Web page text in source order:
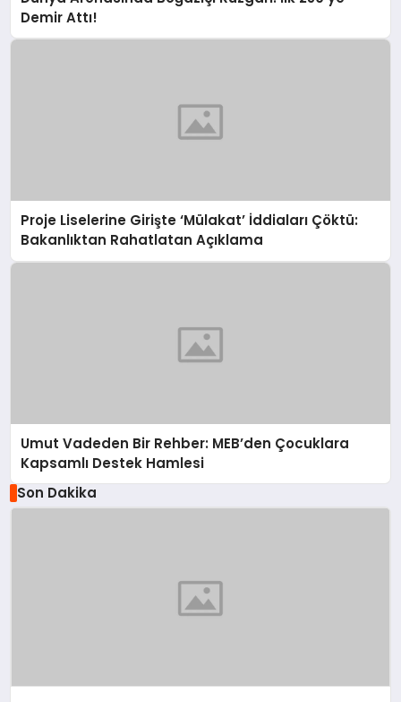
Demir Attı!
Proje Liselerine Girişte ‘Mülakat’ İddiaları Çöktü:
Bakanlıktan Rahatlatan Açıklama
Umut Vadeden Bir Rehber: MEB’den Çocuklara
Kapsamlı Destek Hamlesi
Son Dakika